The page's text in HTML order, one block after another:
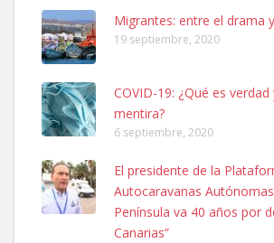
Leales.org » Gran Canaria
SHIBA PERDIDO AVDA JOSE MESA Y LOPEZ
PERRO MACHO RAZA SHIBA CON MICROCHIP
06/07/2025 ZONA MESA Y LOPEZ. ES MUY
Leales.org » Gran Canaria
6.7.2025
Migrantes: entre el drama
19 septiembre, 2020
COVID-19: ¿Qué es verdad
mentira?
6 septiembre, 2020
El presidente de la
Autocaravanas
Península va 40 años por
Canarias”